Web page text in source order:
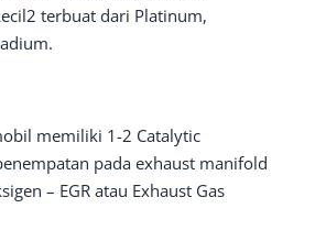
terbuat dari Platinum,
memiliki 1-2 Catalytic
pada exhaust manifold
– EGR atau Exhaust Gas